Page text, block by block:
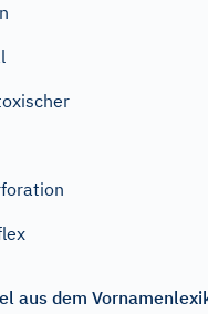
aus dem